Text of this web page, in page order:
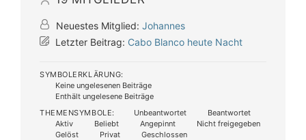
Neuestes Mitglied: Johannes
Letzter Beitrag: Cabo Blanco heute Nacht
SYMBOLERKLÄRUNG:
Keine ungelesenen Beiträge
Enthält ungelesene Beiträge
THEMENSYMBOLE:
Unbeantwortet
Beantwortet
Aktiv
Beliebt Angepinnt
Nicht freigegeben
Gelöst
Privat Geschlossen